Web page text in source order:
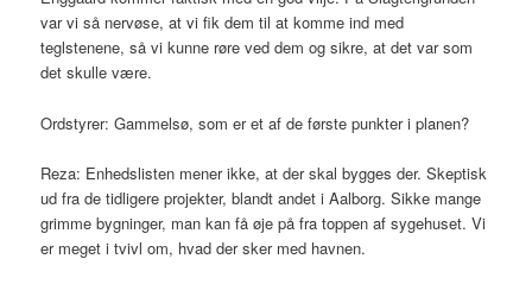
var vi så nervøse, at vi fik dem til at komme ind med
teglstenene, så vi kunne røre ved dem og sikre, at det var som
det skulle være.
Ordstyrer: Gammelsø, som er et af de første punkter i planen?
Reza: Enhedslisten mener ikke, at der skal bygges der. Skeptisk
ud fra de tidligere projekter, blandt andet i Aalborg. Sikke mange
grimme bygninger, man kan få øje på fra toppen af sygehuset. Vi
er meget i tvivl om, hvad der sker med havnen.